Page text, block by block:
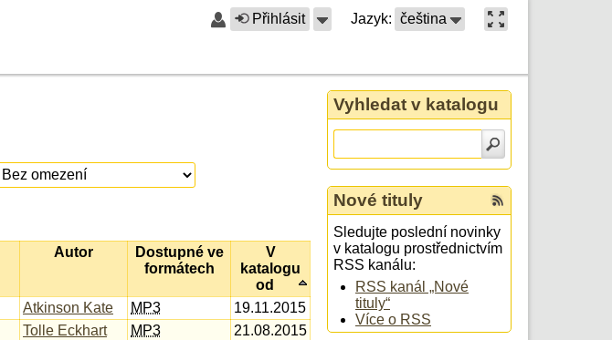
Přihlásit Jazyk: čeština
Autor
Dostupné ve
formátech
V
katalogu
od
Atkinson Kate MP3
19.11.2015
Tolle Eckhart MP3 21.08.2015
Vyhledat v katalogu
Nové tituly
Sledujte poslední novinky
v katalogu prostřednictvím
RSS kanálu:
RSS kanál „Nové
tituly“
Více o RSS